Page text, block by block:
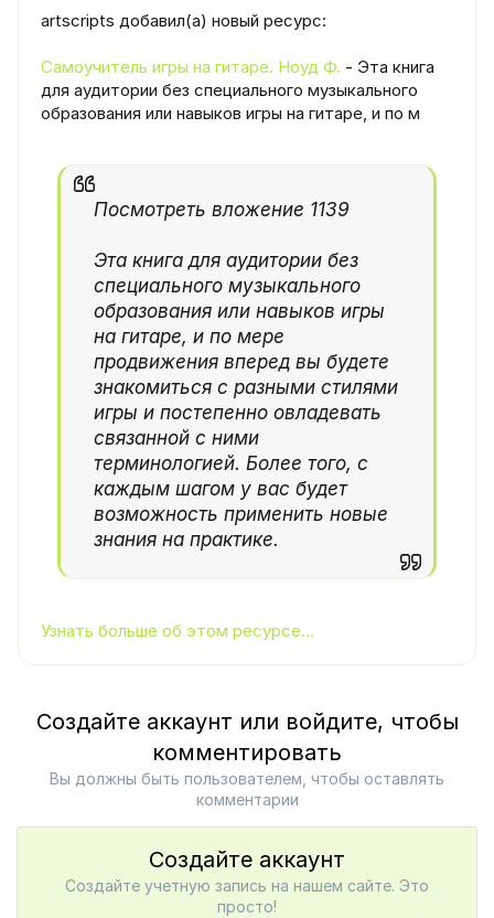
artscripts добавил(а) новый ресурс:
Самоучитель игры на гитаре. Ноуд Ф. - Эта книга
для аудитории без специального музыкального
образования или навыков игры на гитаре, и по м
Посмотреть вложение 1139
Эта книга для аудитории без
специального музыкального
образования или навыков игры
на гитаре, и по мере
продвижения вперед вы будете
знакомиться с разными стилями
игры и постепенно овладевать
связанной с ними
терминологией. Более того, с
каждым шагом у вас будет
возможность применить новые
знания на практике.
Узнать больше об этом ресурсе...
Создайте аккаунт или войдите, чтобы
комментировать
Вы должны быть пользователем, чтобы оставлять
комментарии
Создайте аккаунт
Создайте учетную запись на нашем сайте. Это
просто!